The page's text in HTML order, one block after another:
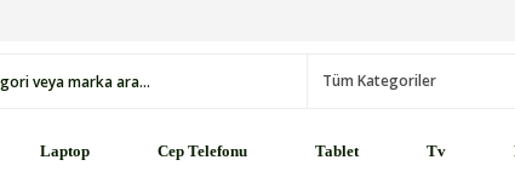
Laptop Cep Telefonu Tablet Tv